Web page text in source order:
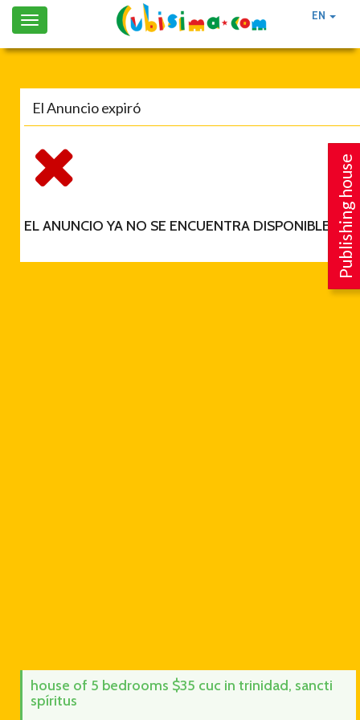
EN
Toggle
navigation
Publishing house
El Anuncio expiró
EL ANUNCIO YA NO SE ENCUENTRA DISPONIBLE.
house of 5 bedrooms $35 cuc in trinidad, sancti
spíritus